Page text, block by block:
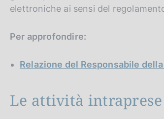
elettroniche ai sensi del
Per approfondire:
Relazione del Responsabile
Le attività intraprese